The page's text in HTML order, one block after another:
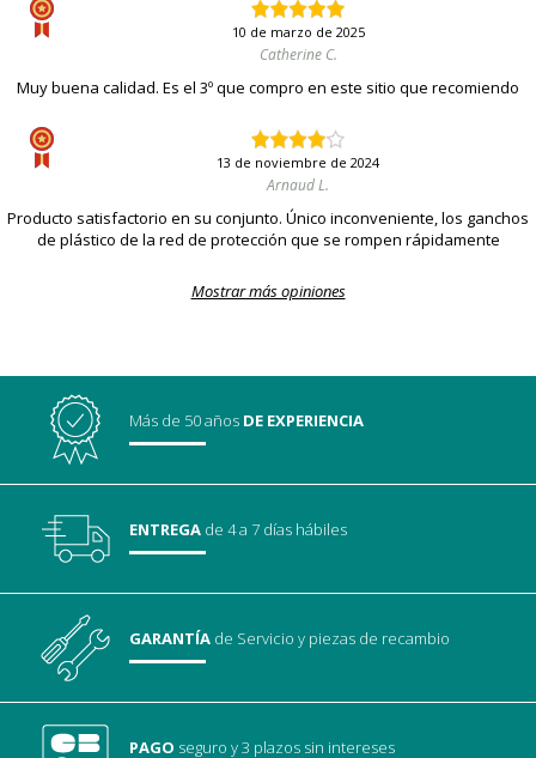
10 de marzo de 2025
Catherine C.
Muy buena calidad. Es el 3º que compro en este sitio que recomiendo
13 de noviembre de 2024
Arnaud L.
Producto satisfactorio en su conjunto. Único inconveniente, los ganchos
de plástico de la red de protección que se rompen rápidamente
Mostrar más opiniones
Más de 50 años DE EXPERIENCIA
ENTREGA de 4 a 7 días hábiles
GARANTÍA de Servicioy piezas de recambio
PAGO seguroy 3 plazos sin intereses